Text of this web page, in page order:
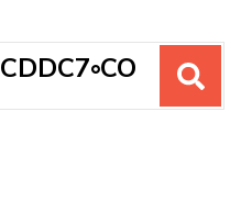
Recherche